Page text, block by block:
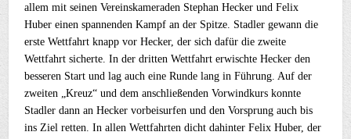
allem mit seinen Vereinskameraden Stephan Hecker und Felix
Huber einen spannenden Kampf an der Spitze. Stadler gewann die
erste Wettfahrt knapp vor Hecker, der sich dafür die zweite
Wettfahrt sicherte. In der dritten Wettfahrt erwischte Hecker den
besseren Start und lag auch eine Runde lang in Führung. Auf der
zweiten „Kreuz“ und dem anschließenden Vorwindkurs konnte
Stadler dann an Hecker vorbeisurfen und den Vorsprung auch bis
ins Ziel retten. In allen Wettfahrten dicht dahinter Felix Huber, der